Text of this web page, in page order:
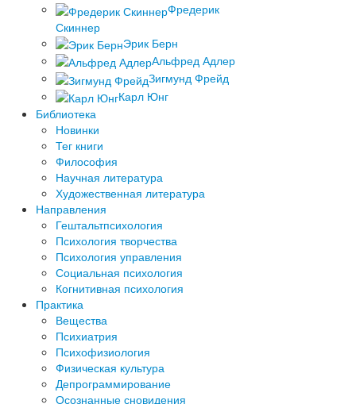
Фредерик
Скиннер
Эрик Берн
Альфред Адлер
Зигмунд Фрейд
Карл Юнг
Библиотека
Новинки
Тег книги
Философия
Научная литература
Художественная литература
Направления
Гештальтпсихология
Психология творчества
Психология управления
Социальная психология
Когнитивная психология
Практика
Вещества
Психиатрия
Психофизиология
Физическая культура
Депрограммирование
Осознанные сновидения